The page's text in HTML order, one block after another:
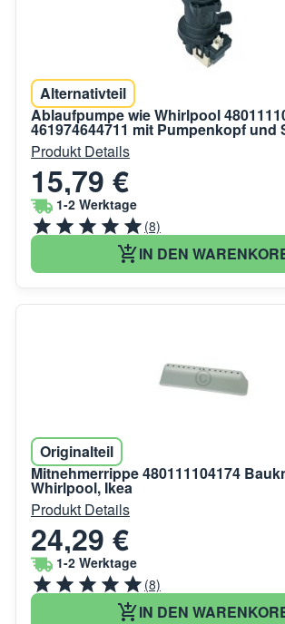
Alternativteil
Ablaufpumpe wie Whirlpool
461974644711 mit Pumpenkopf und
Produkt Details
15,79 €
1-2 Werktage
(8)
IN DEN
Originalteil
Mitnehmerrippe 480111104174
Whirlpool, Ikea
Produkt Details
24,29 €
1-2 Werktage
(8)
IN DEN